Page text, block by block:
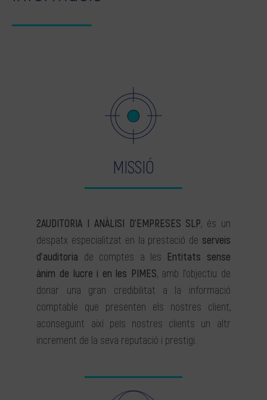
MISSIÓ
2AUDITORIA I ANÀLISI D’EMPRESES SLP, és un
despatx especialitzat en la prestació de serveis
d’auditoria de comptes a les Entitats sense
ànim de lucre i en les PIMES, amb l’objectiu de
donar una gran credibilitat a la informació
comptable que presenten els nostres client,
aconseguint així pels nostres clients un altr
increment de la seva reputació i prestigi.